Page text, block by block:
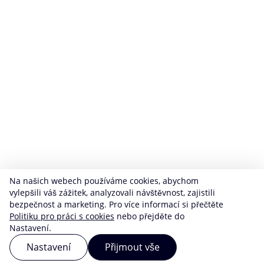
Na našich webech používáme cookies, abychom
vylepšili váš zážitek, analyzovali návštěvnost, zajistili
bezpečnost a marketing. Pro více informací si přečtěte
Politiku pro práci s cookies nebo přejděte do
Nastavení.
Nastavení Přijmout vše